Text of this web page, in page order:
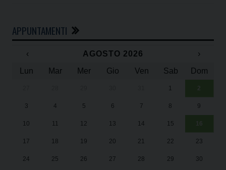
APPUNTAMENTI
‹ AGOSTO 2026
›
Lun
Mar Mer Gio Ven Sab Dom
1 2
3 4 5 6 7 8 9
10 11 12 13 14 15 16
17 18 19 20 21 22 23
24 25 26 27 28 29 30